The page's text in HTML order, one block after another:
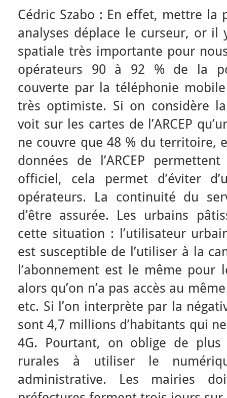
Cédric Szabo : En effet, mettre la
analyses déplace le curseur, or il
spatiale très importante pour
opérateurs 90 à 92 % de la
couverte par la téléphonie
très optimiste. Si on considère
voit sur les cartes de l’ARCEP
ne couvre que 48 % du territoire,
données de l’ARCEP
officiel, cela permet d’éviter
opérateurs. La continuité du
d’être assurée. Les urbains
cette situation : l’utilisateur
est susceptible de l’utiliser à la
l’abonnement est le même
alors qu’on n’a pas accès au
etc. Si l’on interprète par la
sont 4,7 millions d’habitants qui
4G. Pourtant, on oblige de
rurales à utiliser le
administrative. Les mairies